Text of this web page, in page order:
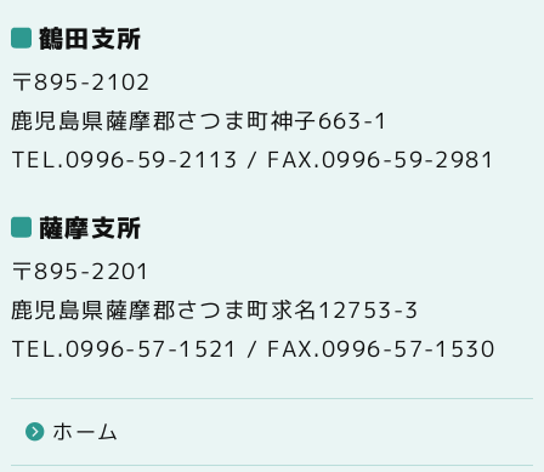
鶴田支所
〒895-2102
鹿児島県薩摩郡さつま町神子663-1
TEL.0996-59-2113 / FAX.0996-59-2981
薩摩支所
〒895-2201
鹿児島県薩摩郡さつま町求名12753-3
TEL.0996-57-1521 / FAX.0996-57-1530
ホーム